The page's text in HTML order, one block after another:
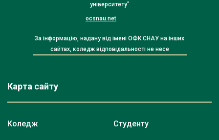
університету"
ocsnau.net
За інформацію, надану від імені ОФК СНАУ на інших
сайтах, коледж відповідальності не несе
Карта сайту
Коледж Студенту